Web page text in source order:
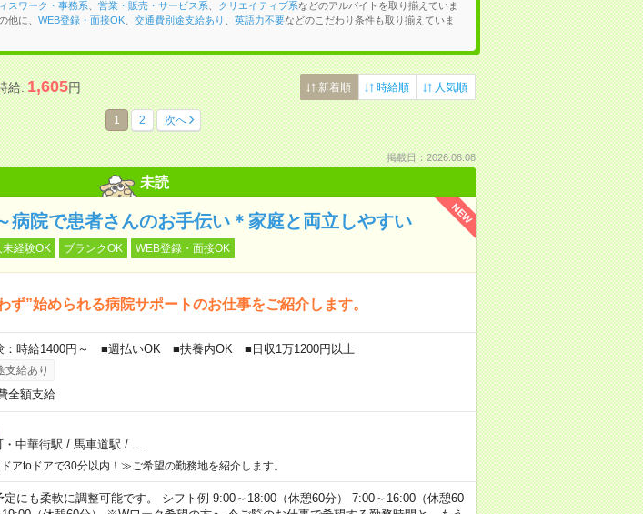
スワーク・事務系 営業・販売・サービス系 クリエイティブ系などのアルバイトを取り揃えていま
他に、 WEB登録・面接OK、 交通費別途支給あり 英語力不要などのこだわり条件も取り揃えていま
給:1,605円 新着順 時給順 人気順
1 2 次へ
掲載日：2026.08.08
未読
NEW
病院で患者さんのお手伝い＊家庭と両立しやすい
経験OK ブランクOK WEB登録・面接OK
ず”始められる病院サポートのお仕事をご紹介します。
：時給1400円～ ■週払いOK ■扶養内OK ■日収1万1200円以上
支給あり
全額支給
・中華街駅 / 馬車道駅 /
アtoドアで30分以内！≫ご希望の勤務地を紹介します。
定にも柔軟に調整可能です。 シフト例 9:00～18:00（休憩60分） 7:00～16:00（休憩60